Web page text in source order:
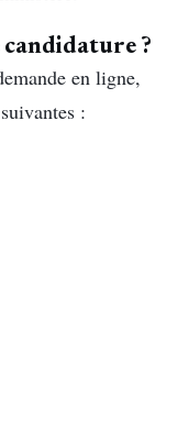
candidature ?
en ligne,
: